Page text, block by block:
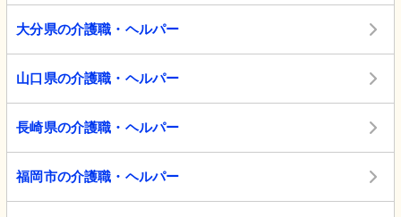
大分県の介護職・ヘルパー
山口県の介護職・ヘルパー
長崎県の介護職・ヘルパー
福岡市の介護職・ヘルパー